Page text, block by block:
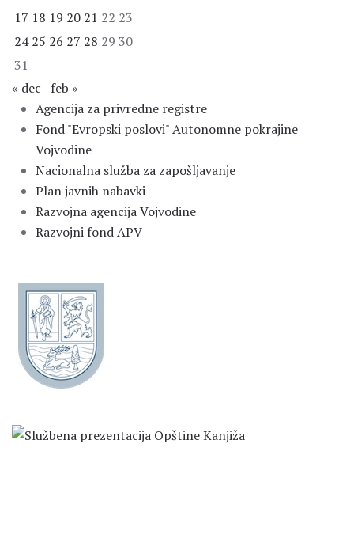
17 18 19 20 21 22 23
24 25 26 27 28 29 30
31
« dec
feb »
Agencija za privredne registre
Fond "Evropski poslovi" Autonomne pokrajine
Vojvodine
Nacionalna služba za zapošljavanje
Plan javnih nabavki
Razvojna agencija Vojvodine
Razvojni fond APV